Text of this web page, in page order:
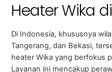
Heater Wika
Di Indonesia, khususnya
Tangerang, dan Bekasi,
heater Wika yang berfokus
Layanan ini mencakup